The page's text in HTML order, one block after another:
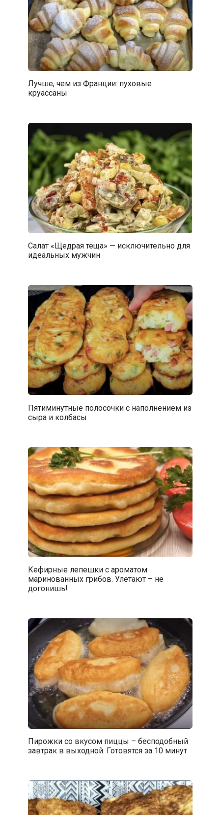
Лучше, чем из Франции: пуховые
круассаны
Салат «Щедрая тёща» — исключительно для
идеальных мужчин
Пятиминутные полосочки с наполнением из
сыра и колбасы
Кефирные лепешки с ароматом
маринованных грибов. Улетают – не
догонишь!
Пирожки со вкусом пиццы – бесподобный
завтрак в выходной. Готовятся за 10 минут